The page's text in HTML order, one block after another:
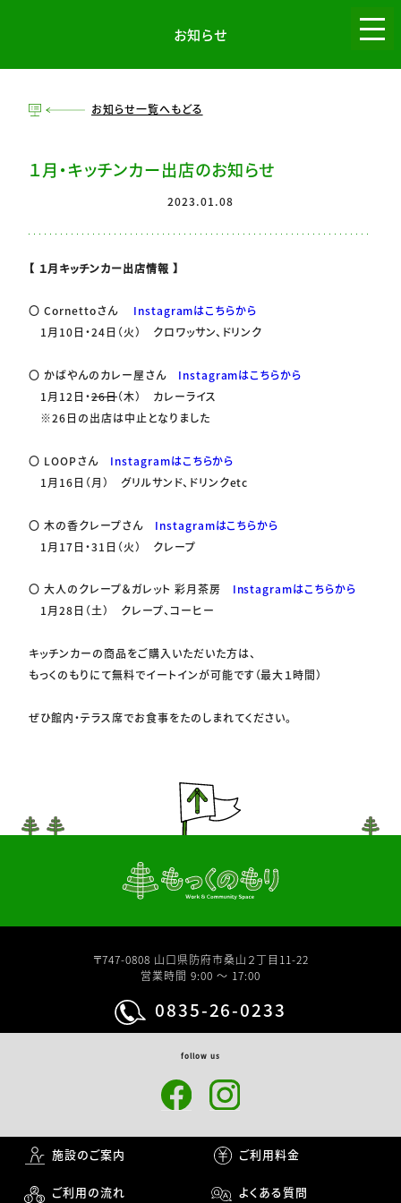
menu
お知らせ
お知らせ一覧へもどる
１月・キッチンカー出店のお知らせ
2023.01.08
【 １月キッチンカー出店情報 】
〇 Cornettoさん Instagramはこちらから
1月10日・24日（火） クロワッサン、ドリンク
〇 かばやんのカレー屋さん Instagramはこちらから
1月12日・26日（木） カレーライス
※26日の出店は中止となりました
〇 LOOPさん Instagramはこちらから
1月16日（月） グリルサンド、ドリンクetc
〇 木の香クレープさん Instagramはこちらから
1月17日・31日（火） クレープ
〇 大人のクレープ＆ガレット 彩月茶房 Instagramはこちらから
1月28日（土） クレープ、コーヒー
キッチンカーの商品をご購入いただいた方は、
もっくのもりにて無料でイートインが可能です（最大１時間）
ぜひ館内・テラス席でお食事をたのしまれてください。
〒747-0808 山口県防府市桑山２丁目11-22
営業時間 9:00 〜 17:00
0835-26-0233
follow us
施設のご案内 ご利用料金
ご利用の流れ よくある質問